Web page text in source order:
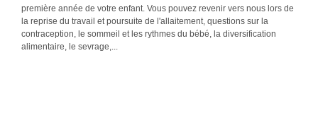
première année de votre enfant. Vous pouvez revenir vers nous lors de
la reprise du travail et poursuite de l'allaitement, questions sur la
contraception, le sommeil et les rythmes du bébé, la diversification
alimentaire, le sevrage,...